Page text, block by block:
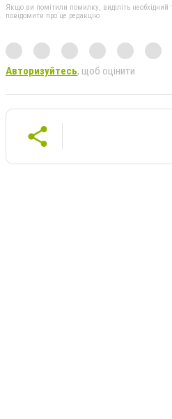
Якщо ви помітили помилку, виділіть необхідний
повідомити про це редакцію
Авторизуйтесь, щоб оцінити